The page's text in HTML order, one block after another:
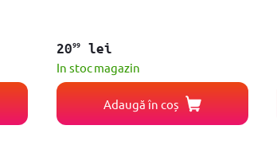
2099lei
In stoc magazin
Adaugă în coș